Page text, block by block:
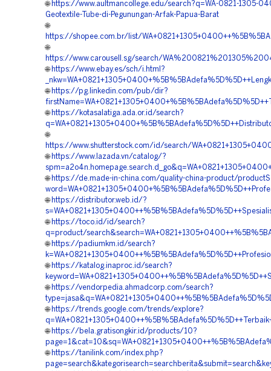
🌐 https://www.aultmancollege.edu/search?q=WA-0821-1305-
Geotextile-Tube-di-Pegunungan-Arfak-Papua-Barat
🌐
https://shopee.com.br/list/
🌐
https://www.carousell.sg/search/
🌐 https://www.ebay.es/sch/i.html?
🌐 https://pg.linkedin.com/pub/dir?
🌐 https://kotasalatiga.ada.or.id/search?
🌐
https://www.shutterstock.com/id/search/
🌐 https://www.lazada.vn/catalog/?
🌐 https://de.made-in-china.com/quality-china-product/
🌐 https://distributor.web.id/?
🌐 https://toco.id/id/search?
q=product/
🌐 https://padiumkm.id/search?
🌐 https://katalog.inaproc.id/search?
🌐 https://vendorpedia.ahmadcorp.com/search?
🌐 https://trends.google.com/trends/explore?
🌐 https://bela.gratisongkir.id/products/10?
🌐 https://tanilink.com/index.php?